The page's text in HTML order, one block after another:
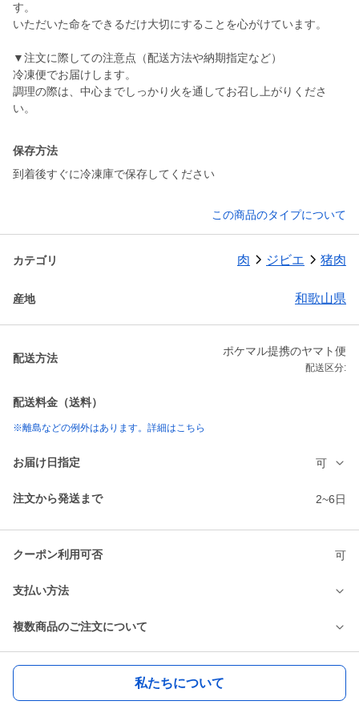
す。
いただいた命をできるだけ大切にすることを心がけています。
▼注文に際しての注意点（配送方法や納期指定など）
冷凍便でお届けします。
調理の際は、中心までしっかり火を通してお召し上がりくださ
い。
保存方法
到着後すぐに冷凍庫で保存してください
この商品のタイプについて
カテゴリ 肉 ジビエ 猪肉
産地 和歌山県
配送方法
ポケマル提携のヤマト便
配送区分:
配送料金（送料）
※離島などの例外はあります。詳細はこちら
お届け日指定 可
注文から発送まで 2~6日
クーポン利用可否 可
支払い方法
複数商品のご注文について
私たちについて